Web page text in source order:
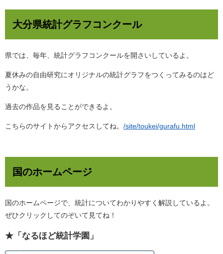
大分県統計グラフコンクール
県では、毎年、統計グラフコンクールを開さいしているよ。
夏休みの自由研究にオリジナルの統計グラフをつくってみるのはど
うかな。
過去の作品を見ることができるよ。
こちらのサイトからアクセスしてね。 /site/toukei/gurafu.html
国のホームページ
国のホームページで、統計についてわかりやすく解説しているよ。
ぜひクリックしてのぞいて見てね！
★「なるほど統計学園」